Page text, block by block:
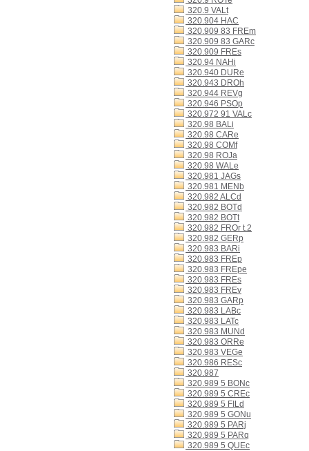
320.9 VALt
320.904 HAC
320.909 83 FREm
320.909 83 GARc
320.909 FREs
320.94 NAHi
320.940 DURe
320.943 DROh
320.944 REVg
320.946 PSOp
320.972 91 VALc
320.98 BALi
320.98 CARe
320.98 COMf
320.98 ROJa
320.98 WALe
320.981 JAGs
320.981 MENb
320.982 ALCd
320.982 BOTd
320.982 BOTt
320.982 FROr t.2
320.982 GERp
320.983 BARi
320.983 FREp
320.983 FREpe
320.983 FREs
320.983 FREv
320.983 GARp
320.983 LABc
320.983 LATc
320.983 MUNd
320.983 ORRe
320.983 VEGe
320.986 RESc
320.987
320.989 5 BONc
320.989 5 CREc
320.989 5 FILd
320.989 5 GONu
320.989 5 PARj
320.989 5 PARq
320.989 5 QUEc